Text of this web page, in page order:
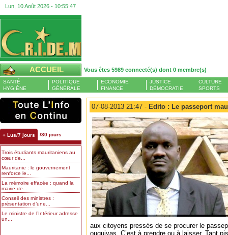
Lun, 10 Août 2026 - 10:55:48
ACCUEIL Vous êtes 5989 connecté(s) dont 0 membre(s)
SANTÉ
HYGIÈNE
POLITIQUE
GÉNÉRALE
ECONOMIE
FINANCE
JUSTICE
DÉMOCRATIE
CULTURE
SPORTS
+ Lus/7 jours /30 jours
Trois étudiants mauritaniens au
cœur de...
Mauritanie : le gouvernement
renforce le...
La mémoire effacée : quand la
mairie de...
Conseil des ministres :
présentation d’une...
Le ministre de l’Intérieur adresse
un...
07-08-2013 21:47 - Edito : Le passeport
aux citoyens pressés de se procurer le
ouguiyas. C’est à prendre ou à laisser. Tant